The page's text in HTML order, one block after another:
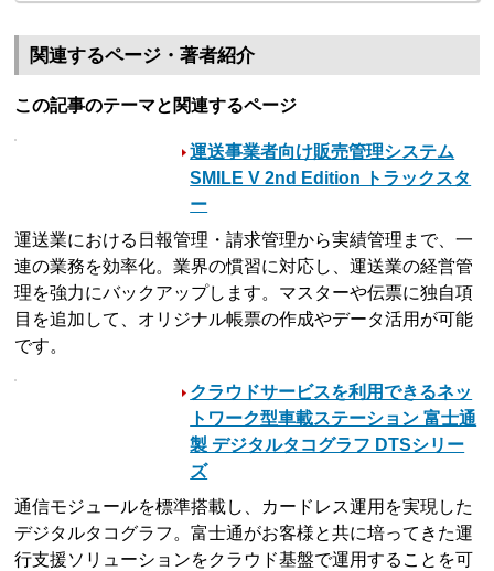
関連するページ・著者紹介
この記事のテーマと関連するページ
運送事業者向け販売管理システム
SMILE V 2nd Edition トラックスタ
ー
運送業における日報管理・請求管理から実績管理まで、一
連の業務を効率化。業界の慣習に対応し、運送業の経営管
理を強力にバックアップします。マスターや伝票に独自項
目を追加して、オリジナル帳票の作成やデータ活用が可能
です。
クラウドサービスを利用できるネッ
トワーク型車載ステーション 富士通
製 デジタルタコグラフ DTSシリー
ズ
通信モジュールを標準搭載し、カードレス運用を実現した
デジタルタコグラフ。富士通がお客様と共に培ってきた運
行支援ソリューションをクラウド基盤で運用することを可